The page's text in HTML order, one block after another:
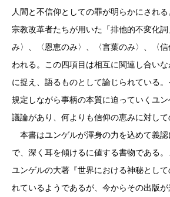
人間と不信仰としての罪が明らかにされる
宗教改革者たちが用いた「排他的不変化
み〉、〈恩恵のみ〉、〈言葉のみ〉、〈
われる。この四項目は相互に関連し合い
に捉え、語るものとして論じられている
規定しながら事柄の本質に迫っていくユ
議論があり、何よりも信仰の恵みに対して
本書はユンゲルが渾身の力を込めて義
で、深く耳を傾けるに値する書物である
ユンゲルの大著『世界における神秘とし
れているようであるが、今からその出版が